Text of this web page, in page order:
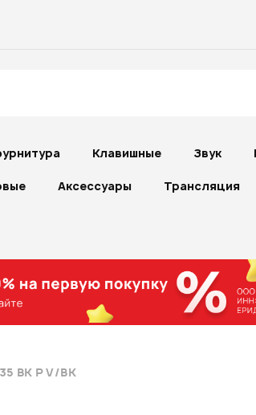
Клавишные Звук
Аксессуары Трансляция
BK P V/BK